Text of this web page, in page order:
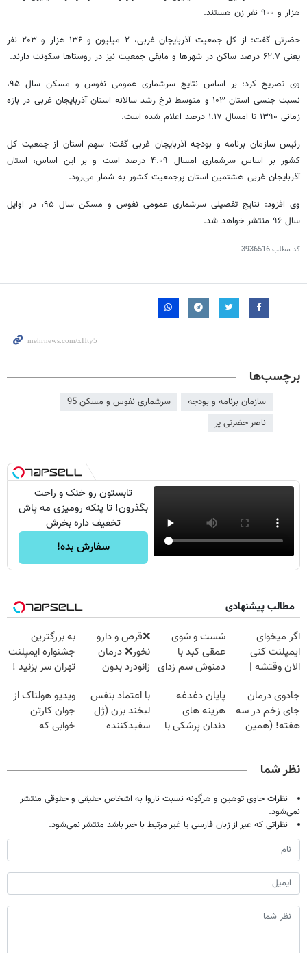
هزار و ۹۰۰ نفر زن هستند.
حضرتی گفت: از کل جمعیت آذربایجان غربی، ۲ میلیون و ۱۳۶ هزار و ۲۰۳ نفر
یعنی ۶۲.۷ درصد ساکن در شهرها و مابقی جمعیت نیز در روستاها سکونت دارند.
وی تصریح کرد: بر اساس نتایج سرشماری عمومی نفوس و مسکن سال ۹۵،
نسبت جنسی استان ۱۰۳ و متوسط نرخ رشد سالانه استان آذربایجان غربی در بازه
زمانی ۱۳۹۰ تا امسال ۱.۱۷ درصد اعلام شده است.
رئیس سازمان برنامه و بودجه آذربایجان غربی گفت: سهم استان از جمعیت کل
کشور بر اساس سرشماری امسال ۴.۰۹ درصد است و بر این اساس، استان
آذربایجان غربی هشتمین استان پرجمعیت کشور به شمار می‌رود.
وی افزود: نتایج تفصیلی سرشماری عمومی نفوس و مسکن سال ۹۵، در اوایل
سال ۹۶ منتشر خواهد شد.
کد مطلب3936516
برچسب‌ها
سازمان برنامه و بودجه
سرشماری نفوس و مسکن 95
ناصر حضرتی پر
تابستون رو خنک و راحت
بگذرون! تا پنکه رومیزی مه پاش
تخفیف داره بخرش
سفارش بده!
مطالب پیشنهادی
اگر میخوای
ایمپلنت کنی
الان وقتشه |
میلیون تومان!!!
شست و شوی
عمقی کبد با
دمنوش سم زدای
❌قرص‌ و دارو
نخور❌ درمان
زانودرد بدون
به بزرگترین
جشنواره ایمپلنت
تهران سر بزنید !
میلیون !
جادوی درمان
جای زخم در سه
هفته! (همین
پایان دغدغه
هزینه های
دندان پزشکی با
با اعتماد بنفس
لبخند بزن (ژل
سفیدکننده
ویدیو هولناک از
جوان کارتن
خوابی که
نظر شما
نظرات حاوی توهین و هرگونه نسبت ناروا به اشخاص حقیقی و حقوقی منتشر
نمی‌شود.
نظراتی که غیر از زبان فارسی یا غیر مرتبط با خبر باشد منتشر نمی‌شود.